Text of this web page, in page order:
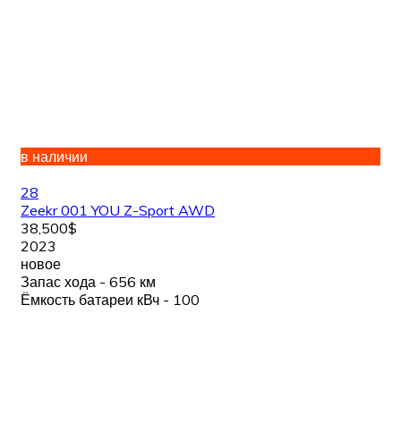
в наличии
28
Zeekr 001 YOU Z-Sport AWD
38,500$
2023
новое
Запас хода - 656 км
Ёмкость батареи кВч - 100